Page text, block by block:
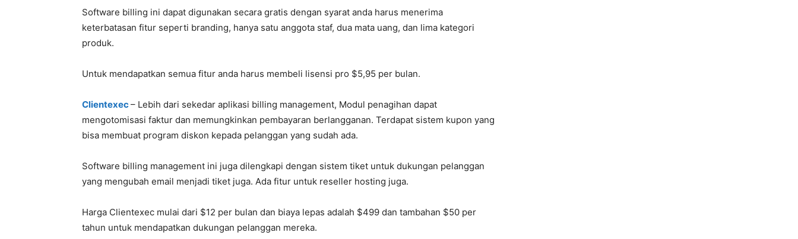
Software billing ini dapat digunakan secara gratis dengan syarat anda harus menerima
keterbatasan fitur seperti branding, hanya satu anggota staf, dua mata uang, dan lima kategori
produk.
Untuk mendapatkan semua fitur anda harus membeli lisensi pro $5,95 per bulan.
Clientexec– Lebih dari sekedar aplikasi billing management, Modul penagihan dapat
mengotomisasi faktur dan memungkinkan pembayaran berlangganan. Terdapat sistem kupon yang
bisa membuat program diskon kepada pelanggan yang sudah ada.
Software billing management ini juga dilengkapi dengan sistem tiket untuk dukungan pelanggan
yang mengubah email menjadi tiket juga. Ada fitur untuk reseller hosting juga.
Harga Clientexec mulai dari $12 per bulan dan biaya lepas adalah $499 dan tambahan $50 per
tahun untuk mendapatkan dukungan pelanggan mereka.